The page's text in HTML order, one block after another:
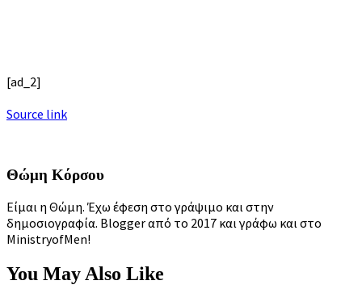
[ad_2]
Source link
Θώμη Κόρσου
Είμαι η Θώμη. Έχω έφεση στο γράψιμο και στην
δημοσιογραφία. Blogger από το 2017 και γράφω και στο
MinistryofMen!
You May Also Like